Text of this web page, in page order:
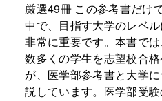
厳選49冊 この参考書だけ
中で、目指す大学のレベ
非常に重要です。本書では
数多くの学生を志望校合
が、医学部参考書と大学
説しています。医学部受